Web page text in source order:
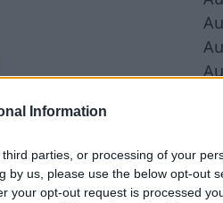
Information
parties, or processing of your
by us, please use the below opt-out
your opt-out request is processed